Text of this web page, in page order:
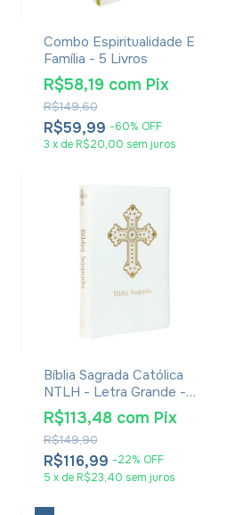
Combo Espiritualidade E
Família - 5 Livros
R$59,99 -60% OFF
R$149,60
R$58,19 com Pix
3 x de R$20,00 sem juros
Bíblia Sagrada Católica
NTLH - Letra Grande -
Capa Luxo Branca
R$116,99 -22% OFF
R$149,90
R$113,48 com Pix
5 x de R$23,40 sem juros